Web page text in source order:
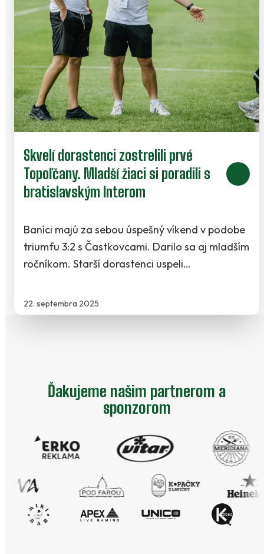
Skvelí dorastenci zostrelili prvé
Topoľčany. Mladší žiaci si poradili s
bratislavským Interom
22. septembra 2025
Baníci majú za sebou úspešný víkend v podobe
triumfu 3:2 s Častkovcami. Darilo sa aj mladším
ročníkom. Starší dorastenci uspeli…
Ďakujeme našim partnerom a
sponzorom